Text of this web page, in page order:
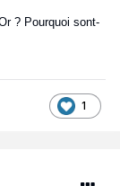
? Pourquoi sont-
1